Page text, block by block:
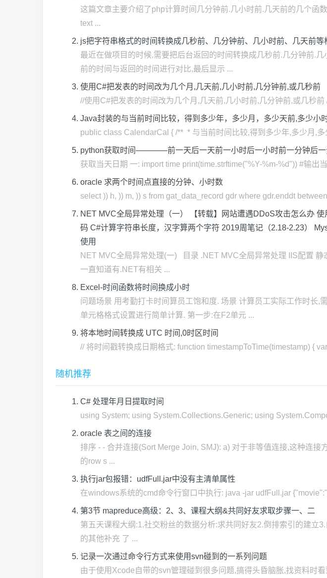
这篇文章主要介绍了php计算时间几分钟前.几小时前.几天前的几个函
text ...
js把字符串格式的时间转换成几秒前、几分钟前、几小时前、几天前等
最近在做项目的时候,需要把后台返回的时间转换成几秒前.几分钟前.
前的时间与返回的时间进行对比,最后显示 ...
使用C#把发表的时间改为几个月,几天前,几小时前,几分钟前,或几秒前
//使用C#把发表的时间改为几个月,几天前,几小时前,几分钟前,或几秒
Java封装的与当前时间比较，得到多少年，多少月，多少天前,多少小
public class CalendarCal { /** * 与当前时间比较,得到多少年,多少
python获取时间————前一天后一天前一小时后一小时前一分钟后一
获取当天日期 一: import time print(time.strftime("%Y-%m-%d")) #输出
oracle 求两个时间点直接的分钟、小时数
select )) h, )) m, )) s from gat_data_record gdr where gdr.enddt
NET MVC全局异常处理（一） 【转载】网站遭遇DDoS攻击怎么办
码 C#计算字符串长度，汉字算两个字符 2019周笔记（2.18-2.23）
使用
NET MVC全局异常处理(一) 目录 .NET MVC全局异常处理 IIS配置
一直知道有.NET有相关 ...
Excel-时间函数将时间换成小时
问题场景 用考勤打卡时间算员工饱和度. 场景 计算员工实际工作时长,
单元格格式设置进行简单计算. 第一步:在F2单元 ...
将本地时间转换成 UTC 时间,0时区时间
// 将时间戳转换成日期格式: function timestampToTime(timestamp) {
随机推荐
C# 处理年月日提取时间
using System; using System.Collections.Generic; using
oracle 表之间的连接
排序 - - 合并连接(Sort Merge Join, SMJ): a) 对于非等值连接,这种连
的row s ...
执行jar包报错：udfFull.jar中没有主清单属性
在windows系统的cmd命令行窗口中执行: java -jar udfFull.jar
第3节 mapreduce高级：2、3、课程大纲&共同好友求取步骤一、二
第五天课程大纲:1.社交粉丝的数据分析:求共同好友2.倒排索引的建立
的其他补充 了 ...
记录一次通过命令行方式来使用svn碰到的一系列问题
由于使用Xcode自带的svn管理碰到很多问题,搞得头昏脑胀,找资料时